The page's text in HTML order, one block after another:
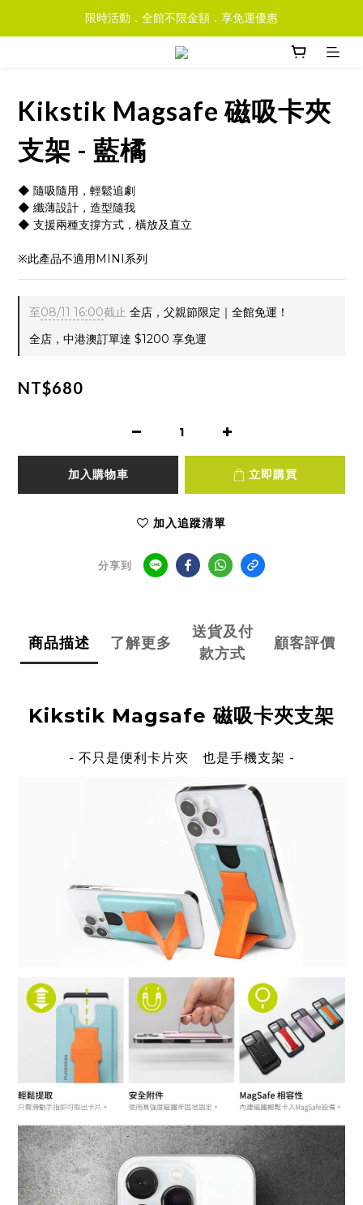
限時活動．全館不限金額．享免運優惠
Kikstik Magsafe 磁吸卡夾
支架 - 藍橘
◆ 隨吸隨用，輕鬆追劇
◆ 纖薄設計，造型隨我
◆ 支援兩種支撐方式，橫放及直立
※此產品不適用MINI系列
至08/11 16:00截止 全店，父親節限定｜全館免運！
全店，中港澳訂單達 $1200 享免運
NT$680
加入購物車 立即購買
加入追蹤清單
分享到
商品描述 了解更多
送貨及付
款方式
顧客評價
Kikstik Magsafe 磁吸卡夾支架
- 不只是便利卡片夾 也是手機支架 -